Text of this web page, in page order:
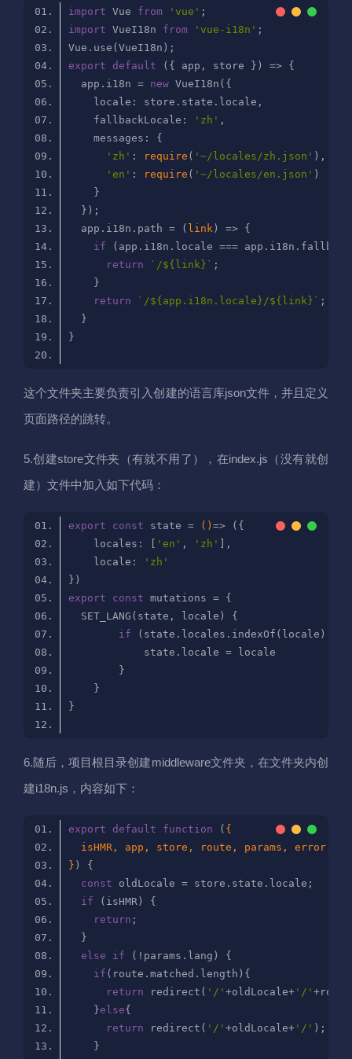
import Vue from 'vue'
import VueI18n from 'vue-i18n'
export
default
  app.i18n =
new
locale
fallbackLocale : 'zh'
messages
'zh' : require ( '~/locales/zh.json'
'en' : require ( '~/locales/en.json'
  app.i18n.path =
( link ) =>
if
return
`/${link} `
return
`/${app.i18n.locale} /${link} `
这个文件夹主要负责引入创建的语言库json文件，并且定义
页面路径的跳转。
5.创建store文件夹（有就不用了），在index.js（没有就创
建）文件中加入如下代码：
export const state = ()=>
locales : [ 'en' , 'zh'
locale :
'zh'
export
const
if (state.locales.indexOf(locale)
6.随后，项目根目录创建middleware文件夹，在文件夹内创
建i18n.js，内容如下：
export default function (
} )
const
if
return
else
if
if
return redirect( '/'+oldLocale+ '/'
    }
else
return redirect( '/'+oldLocale+ '/'